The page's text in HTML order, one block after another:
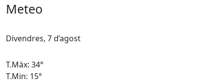
Meteo
Divendres, 7 d’agost
T.Màx: 34°
T.Min: 15°